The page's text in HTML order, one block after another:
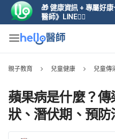
🎁 健康資訊 + 專屬好
醫師》LINE👆🏼
親子教育 兒童健康 兒童傳
蘋果病是什麼？
狀、潛伏期、預防